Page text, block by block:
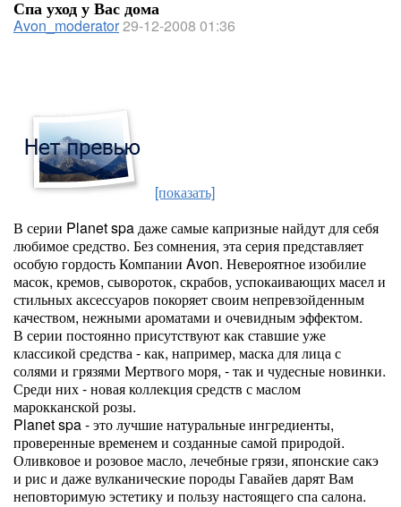
Спа уход у Вас дома
Avon_moderator29-12-2008 01:36
[показать]
В серии Planet spa даже самые капризные найдут для себя
любимое средство. Без сомнения, эта серия представляет
особую гордость Компании Avon. Невероятное изобилие
масок, кремов, сывороток, скрабов, успокаивающих масел и
стильных аксессуаров покоряет своим непревзойденным
качеством, нежными ароматами и очевидным эффектом.
В серии постоянно присутствуют как ставшие уже
классикой средства - как, например, маска для лица с
солями и грязями Мертвого моря, - так и чудесные новинки.
Среди них - новая коллекция средств с маслом
марокканской розы.
Planet spa - это лучшие натуральные ингредиенты,
проверенные временем и созданные самой природой.
Оливковое и розовое масло, лечебные грязи, японские сакэ
и рис и даже вулканические породы Гавайев дарят Вам
неповторимую эстетику и пользу настоящего спа салона.